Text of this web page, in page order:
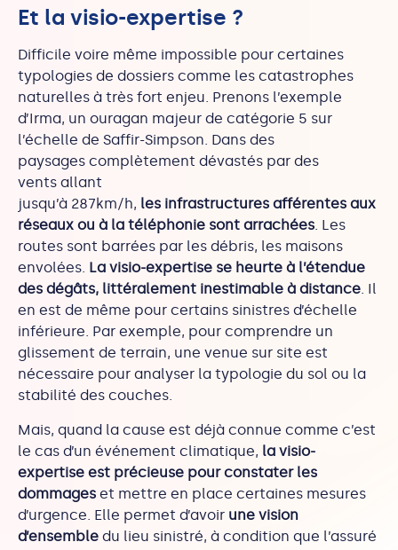
Et la visio-expertise ?
Difficile voire même impossible pour certaines
typologies de dossiers comme les catastrophes
naturelles à très fort enjeu. Prenons l’exemple
d’Irma, un ouragan majeur de catégorie 5 sur
l’échelle de Saffir-Simpson. Dans des
paysages complètement dévastés par des
vents allant
jusqu’à 287km/h, les infrastructures afférentes aux
réseaux ou à la téléphonie sont arrachées. Les
routes sont barrées par les débris, les maisons
envolées. La visio-expertise se heurte à l’étendue
des dégâts, littéralement inestimable à distance. Il
en est de même pour certains sinistres d’échelle
inférieure. Par exemple, pour comprendre un
glissement de terrain, une venue sur site est
nécessaire pour analyser la typologie du sol ou la
stabilité des couches.
Mais, quand la cause est déjà connue comme c’est
le cas d’un événement climatique, la visio-
expertise est précieuse pour constater les
dommages et mettre en place certaines mesures
d’urgence. Elle permet d’avoir une vision
d’ensemble du lieu sinistré, à condition que l’assuré